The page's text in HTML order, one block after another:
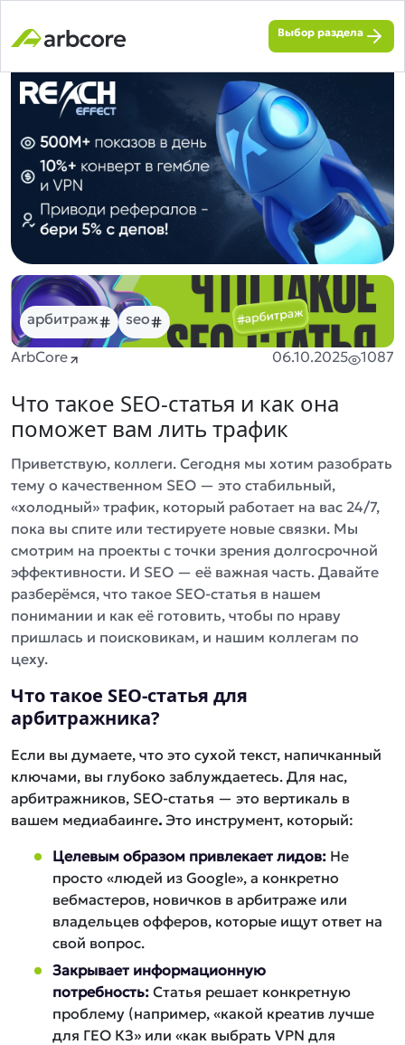
Выбор раздела
арбитраж seo
ArbCore 06.10.2025 1087
Что такое SEO-статья и как она
поможет вам лить трафик
Приветствую, коллеги. Сегодня мы хотим разобрать
тему о качественном SEO — это стабильный,
«холодный» трафик, который работает на вас 24/7,
пока вы спите или тестируете новые связки. Мы
смотрим на проекты с точки зрения долгосрочной
эффективности. И SEO — её важная часть. Давайте
разберёмся, что такое SEO-статья в нашем
понимании и как её готовить, чтобы по нраву
пришлась и поисковикам, и нашим коллегам по
цеху.
Что такое SEO-статья для
арбитражника?
Если вы думаете, что это сухой текст, напичканный
ключами, вы глубоко заблуждаетесь. Для нас,
арбитражников, SEO-статья — это вертикаль в
вашем медиабаинге. Это инструмент, который:
Целевым образом привлекает лидов: Не
просто «людей из Google», а конкретно
вебмастеров, новичков в арбитраже или
владельцев офферов, которые ищут ответ на
свой вопрос.
Закрывает информационную
потребность: Статья решает конкретную
проблему (например, «какой креатив лучше
для ГЕО КЗ» или «как выбрать VPN для